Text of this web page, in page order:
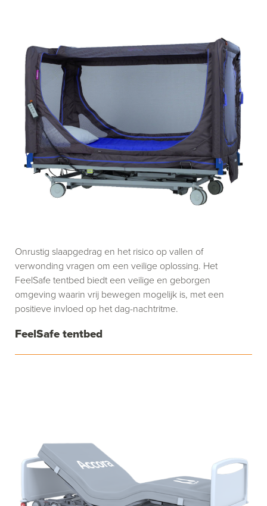
FeelSafe tentbed
Onrustig slaapgedrag en het risico op vallen of
verwonding vragen om een veilige oplossing. Het
FeelSafe tentbed biedt een veilige en geborgen
omgeving waarin vrij bewegen mogelijk is, met een
positieve invloed op het dag-nachtritme.